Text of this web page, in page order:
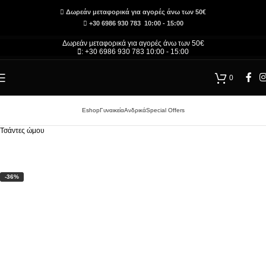
Δωρεάν μεταφορικά για αγορές άνω των 50€
+30 6986 930 783 10:00 - 15:00
Δωρεάν μεταφορικά για αγορές άνω των 50€
: +30 6986 930 783 10:00 - 15:00
0
EshopΓυναικείαΑνδρικάSpecial Offers
Τσάντες ώμου
-36%